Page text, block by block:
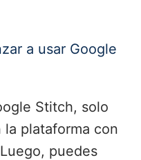
a usar Google
Stitch, solo
plataforma con
puedes